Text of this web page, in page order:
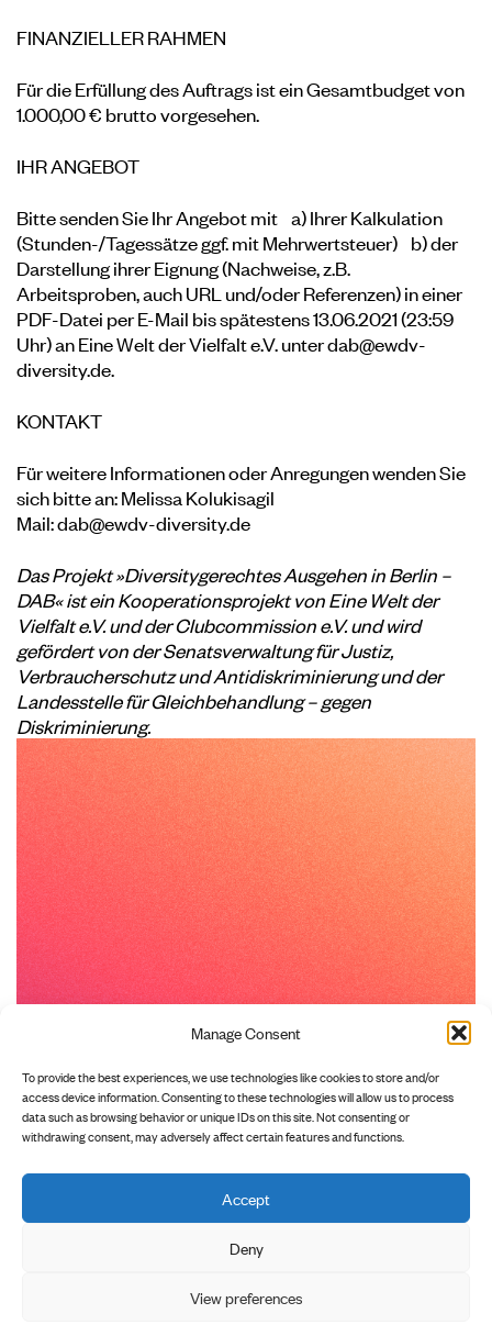
Manage Consent
To provide the best experiences, we use technologies like cookies to store and/or
access device information. Consenting to these technologies will allow us to process
data such as browsing behavior or unique IDs on this site. Not consenting or
withdrawing consent, may adversely affect certain features and functions.
Accept
Deny
View preferences
FINANZIELLER RAHMEN
Für die Erfüllung des Auftrags ist ein Gesamtbudget von
1.000,00 € brutto vorgesehen.
IHR ANGEBOT
Bitte senden Sie Ihr Angebot mit a) Ihrer Kalkulation
(Stunden-/Tagessätze ggf. mit Mehrwertsteuer) b) der
Darstellung ihrer Eignung (Nachweise, z.B.
Arbeitsproben, auch URL und/oder Referenzen) in einer
PDF-Datei per E-Mail bis spätestens 13.06.2021 (23:59
Uhr) an Eine Welt der Vielfalt e.V. unterdab@ewdv-
diversity.de.
KONTAKT
Für weitere Informationen oder Anregungen wenden Sie
sich bitte an: Melissa Kolukisagil
Mail:dab@ewdv-diversity.de
Das Projekt »Diversitygerechtes Ausgehen in Berlin –
DAB« ist ein Kooperationsprojekt von Eine Welt der
Vielfalt e.V. und der Clubcommission e.V. und wird
gefördert von der Senatsverwaltung für Justiz,
Verbraucherschutz und Antidiskriminierung und der
Landesstelle für Gleichbehandlung – gegen
Diskriminierung.
        NEWSLETTER